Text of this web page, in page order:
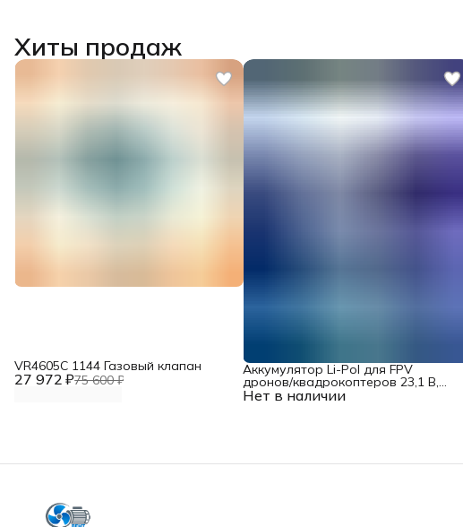
Хиты продаж
27 972 ₽75 600 ₽
VR4605С 1144 Газовый клапан
Нет в наличии
Аккумулятор Li-Pol для FPV
дронов/квадрокоптеров 23,1 В,
10000 мАч, 370 ВТ